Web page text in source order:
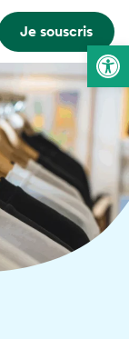
Je souscris
Ouvrir